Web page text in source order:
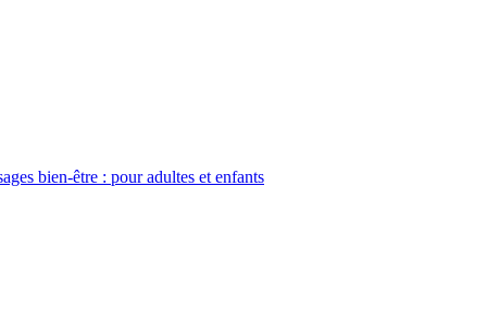
bien-être : pour adultes et enfants